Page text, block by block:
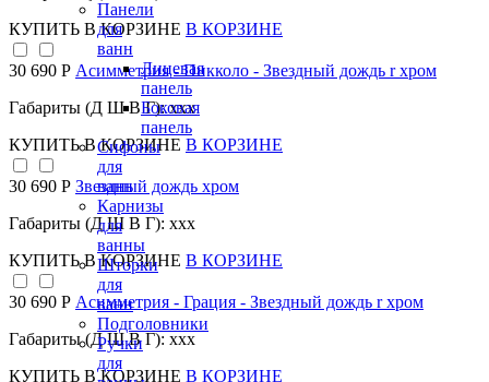
Панели
для
ванн
Лицевая
панель
Боковая
панель
Сифоны
для
ванн
Карнизы
для
ванны
Шторки
для
ванн
Подголовники
Ручки
для
КУПИТЬ В КОРЗИНЕ В КОРЗИНЕ
30 690 Р Асимметрия - Пикколо - Звездный дождь r хром
Габариты (Д Ш В Г): xxx
КУПИТЬ В КОРЗИНЕ В КОРЗИНЕ
30 690 Р Звездный дождь хром
Габариты (Д Ш В Г): xxx
КУПИТЬ В КОРЗИНЕ В КОРЗИНЕ
30 690 Р Асимметрия - Грация - Звездный дождь r хром
Габариты (Д Ш В Г): xxx
КУПИТЬ В КОРЗИНЕ В КОРЗИНЕ